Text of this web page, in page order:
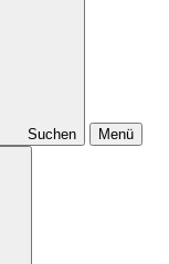
Suchen Menü